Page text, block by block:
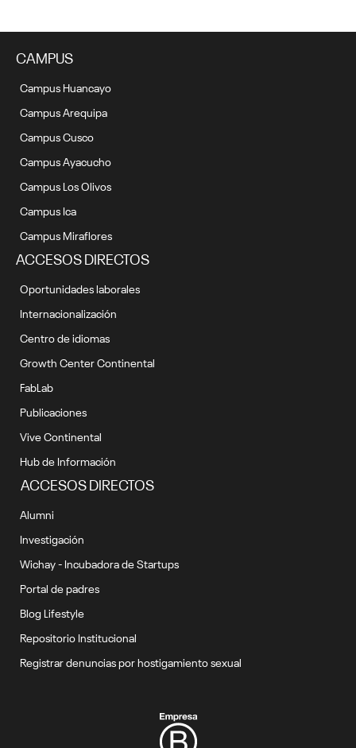
CAMPUS
Campus Huancayo
Campus Arequipa
Campus Cusco
Campus Ayacucho
Campus Los Olivos
Campus Ica
Campus Miraflores
ACCESOS DIRECTOS
Oportunidades laborales
Internacionalización
Centro de idiomas
Growth Center Continental
FabLab
Publicaciones
Vive Continental
Hub de Información
ACCESOS DIRECTOS
Alumni
Investigación
Wichay - Incubadora de Startups
Portal de padres
Blog Lifestyle
Repositorio Institucional
Registrar denuncias por hostigamiento sexual